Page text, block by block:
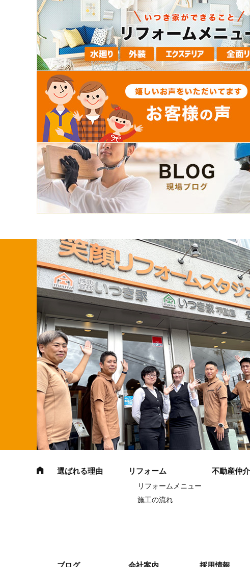
選ばれる理由 リフォーム
リフォームメニュー
施工の流れ
不動産仲介
ブログ 会社案内 採用情報